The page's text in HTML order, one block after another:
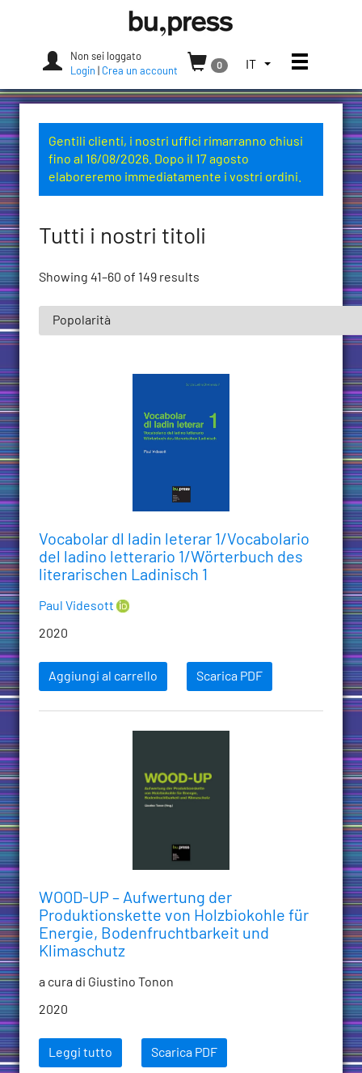
Press
Non sei loggato
Login
Crea un account
0
SELEZIONA
LINGUA.
ATTUALE:
(ITALIA)
IT Apri/
Gentili clienti, i nostri uffici rimarranno chiusi
fino al 16/08/2026. Dopo il 17 agosto
elaboreremo immediatamente i vostri ordini.
Tutti i nostri titoli
Showing 41–60 of 149 results
Vocabolar dl ladin leterar 1/Vocabolario
del ladino letterario 1/Wörterbuch des
literarischen Ladinisch 1
Paul Videsott
2020
Aggiungi al carrello Scarica PDF
WOOD-UP – Aufwertung der
Produktionskette von Holzbiokohle für
Energie, Bodenfruchtbarkeit und
Klimaschutz
a cura di Giustino Tonon
2020
Leggi tutto Scarica PDF